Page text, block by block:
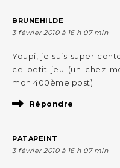
BRUNEHILDE
3 février 2010 à 16 h 07 min
Youpi, je suis super
ce petit jeu (un chez
mon 400ème post)
Répondre
PATAPEINT
3 février 2010 à 16 h 07 min